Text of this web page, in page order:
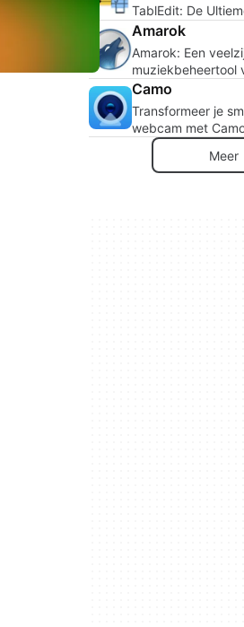
TablEdit: De
Amarok
Amarok: Een
muziekbeheertool
Camo
Transformeer je
webcam met
Meer